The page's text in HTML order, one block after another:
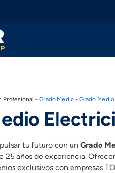
Profesional -Grado Medio-Grado
tu futuro con un Grado
25 años de experiencia.
exclusivos con empresas